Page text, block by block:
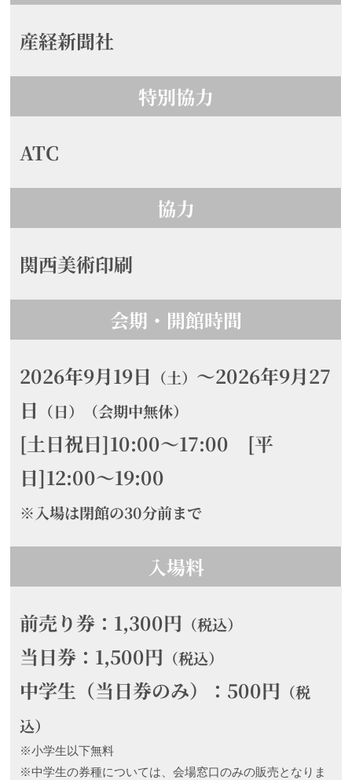
産経新聞社
特別協力
ATC
協力
関西美術印刷
会期・開館時間
2026年9月19日 （土） ～2026年9月27
日 （日）（会期中無休）
[土日祝日]10:00～17:00 [平
日]12:00〜19:00
※入場は閉館の30分前まで
入場料
前売り券：1,300円 （税込）
当日券：1,500円 （税込）
中学生（当日券のみ）：500円 （税
込）
※小学生以下無料
※中学生の券種については、会場窓口のみの販売となりま